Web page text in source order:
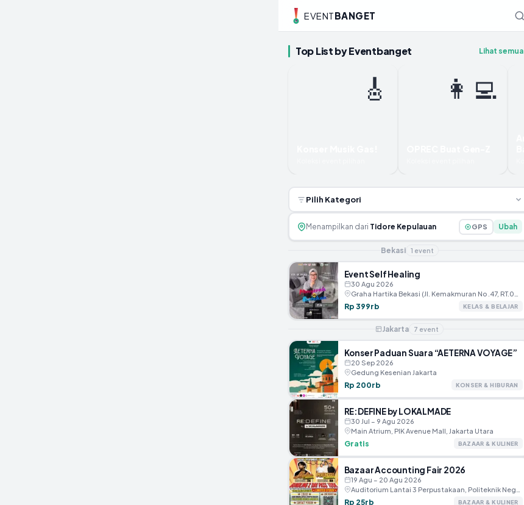
EVENTBANGET
Top List by Eventbanget Lihat semua
🎸 👩‍💻
Pilih Kategori
Menampilkan dari Tidore Kepulauan GPS Ubah
Bekasi 1 event
Event Self Healing
30 Agu 2026
Rp 399rb KELAS & BELAJAR
Jakarta 7 event
Konser Paduan Suara “AETERNA VOYAGE”
20 Sep 2026
Gedung Kesenian Jakarta
Rp 200rb KONSER & HIBURAN
RE:DEFINE by LOKALMADE
30 Jul – 9 Agu 2026
Main Atrium, PIK Avenue Mall, Jakarta Utara
Gratis BAZAAR & KULINER
Bazaar Accounting Fair 2026
19 Agu – 20 Agu 2026
Rp 25rb BAZAAR & KULINER